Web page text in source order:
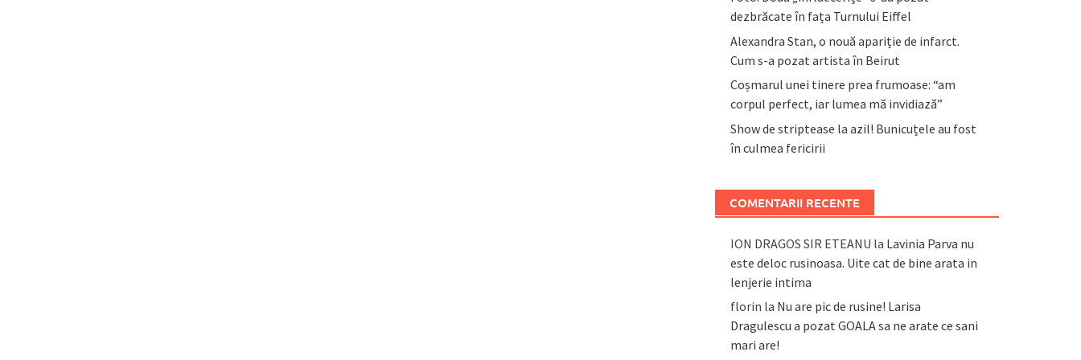
dezbrăcate în fața Turnului Eiffel
Alexandra Stan, o nouă apariție de infarct.
Cum s-a pozat artista în Beirut
Coșmarul unei tinere prea frumoase: “am
corpul perfect, iar lumea mă invidiază”
Show de striptease la azil! Bunicuțele au fost
în culmea fericirii
COMENTARII RECENTE
ION DRAGOS SIR ETEANU la Lavinia Parva nu
este deloc rusinoasa. Uite cat de bine arata in
lenjerie intima
florin la Nu are pic de rusine! Larisa
Dragulescu a pozat GOALA sa ne arate ce sani
mari are!